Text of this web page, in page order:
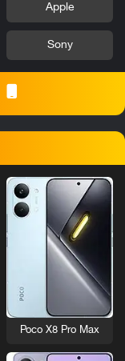
Apple
Sony
Poco X8 Pro Max